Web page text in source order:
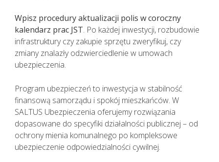
Wpisz procedury aktualizacji polis w coroczny
kalendarz prac JST. Po każdej inwestycji, rozbudowie
infrastruktury czy zakupie sprzętu zweryfikuj, czy
zmiany znalazły odzwierciedlenie w umowach
ubezpieczenia.
Program ubezpieczeń to inwestycja w stabilność
finansową samorządu i spokój mieszkańców. W
SALTUS Ubezpieczenia oferujemy rozwiązania
dopasowane do specyfiki działalności publicznej – od
ochrony mienia komunalnego po kompleksowe
ubezpieczenie odpowiedzialności cywilnej.